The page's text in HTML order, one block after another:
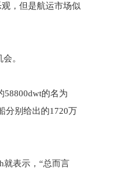
，但是航运市场似
。
58800dwt的名为
分别给出的1720万
就表示，“总而言